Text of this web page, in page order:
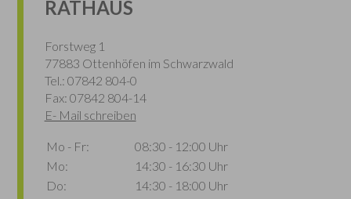
RATHAUS
Forstweg 1
77883 Ottenhöfen im Schwarzwald
Tel.: 07842 804-0
Fax: 07842 804-14
E- Mail schreiben
Mo - Fr:
08:30 - 12:00 Uhr
Mo:
14:30 - 16:30 Uhr
Do:
14:30 - 18:00 Uhr